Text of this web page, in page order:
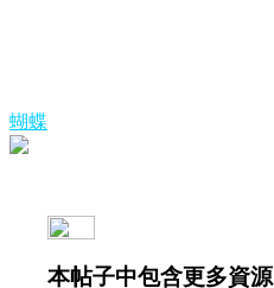
蝴蝶
本帖子中包含更多資源